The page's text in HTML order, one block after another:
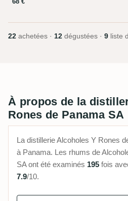
22 achetées · 12 dégustées · 9 liste
À propos de la
Rones de Panama SA
La distillerie Alcoholes Y Rones
à Panama. Les rhums de
SA ont été examinés 195 fois
7.9/10.